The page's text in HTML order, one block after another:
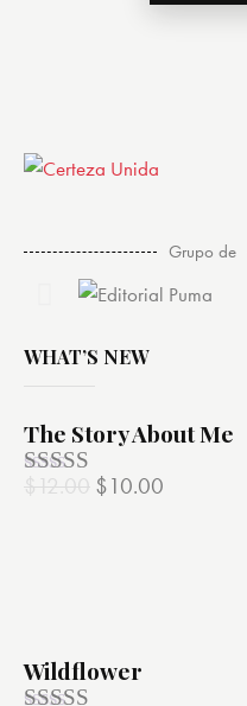
Grupo de
WHAT’S NEW
The Story About Me
Valorado
$12.00 $10.00
Wildflower